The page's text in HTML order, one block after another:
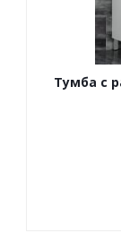
Тумба с